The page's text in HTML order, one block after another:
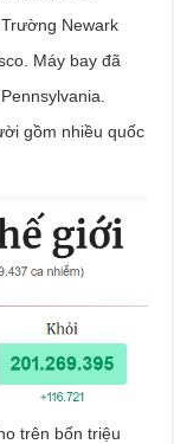
Newark
Máy bay đã
gồm nhiều quốc
trên bốn triệu